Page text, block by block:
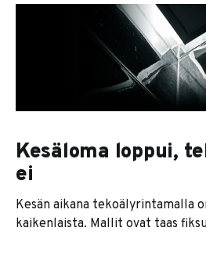
Kesäloma loppui,
ei
Kesän aikana tekoälyrintamalla
kaikenlaista. Mallit ovat taas